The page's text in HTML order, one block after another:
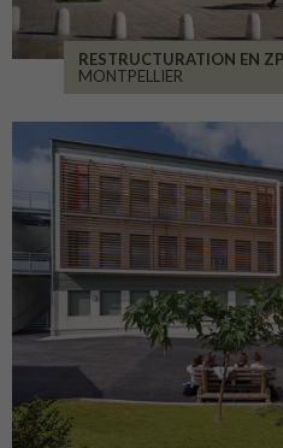
RESTRUCTURATION EN
MONTPELLIER